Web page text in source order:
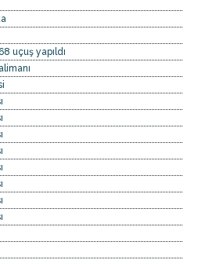
uçuş yapıldı